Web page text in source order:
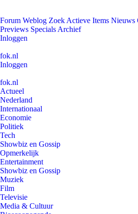
Forum Weblog Zoek Actieve Items Nieuws
Previews Specials Archief
Inloggen
fok.nl
Inloggen
fok.nl
Actueel
Nederland
Internationaal
Economie
Politiek
Tech
Showbiz en Gossip
Opmerkelijk
Entertainment
Showbiz en Gossip
Muziek
Film
Televisie
Media & Cultuur